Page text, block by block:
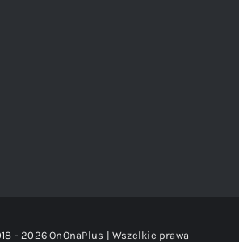
-2026 OnOnaPlus | Wszelkie prawa